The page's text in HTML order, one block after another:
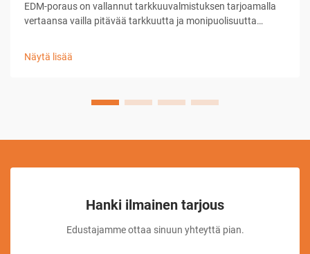
EDM-poraus on vallannut tarkkuuvalmistuksen tarjoamalla
vertaansa vailla pitävää tarkkuutta ja monipuolisuutta
koneenpuristustekniikassa käytetään sähköistä
Näytä lisää
Hanki ilmainen tarjous
Edustajamme ottaa sinuun yhteyttä pian.